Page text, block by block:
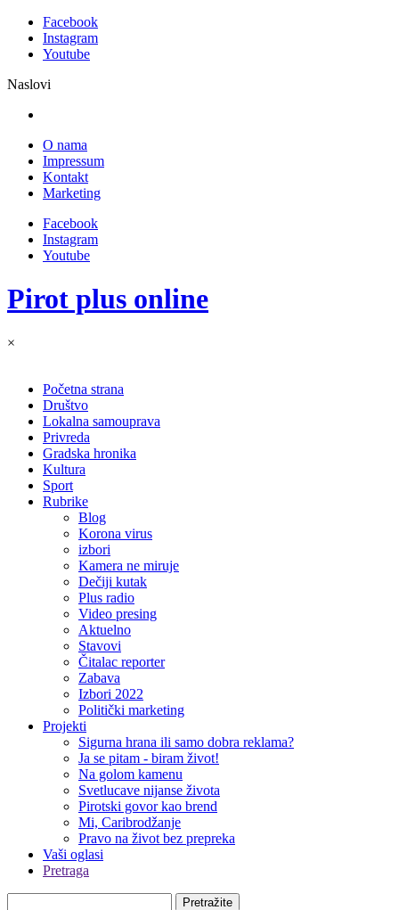
Facebook
Instagram
Youtube
Naslovi
O nama
Impressum
Kontakt
Marketing
Facebook
Instagram
Youtube
Pirot plus online
×
Početna strana
Društvo
Lokalna samouprava
Privreda
Gradska hronika
Kultura
Sport
Rubrike
Blog
Korona virus
izbori
Kamera ne miruje
Dečiji kutak
Plus radio
Video presing
Aktuelno
Stavovi
Čitalac reporter
Zabava
Izbori 2022
Politički marketing
Projekti
Sigurna hrana ili samo dobra reklama?
Ja se pitam - biram život!
Na golom kamenu
Svetlucave nijanse života
Pirotski govor kao brend
Mi, Caribrodžanje
Pravo na život bez prepreka
Vaši oglasi
Pretraga
Pretražite